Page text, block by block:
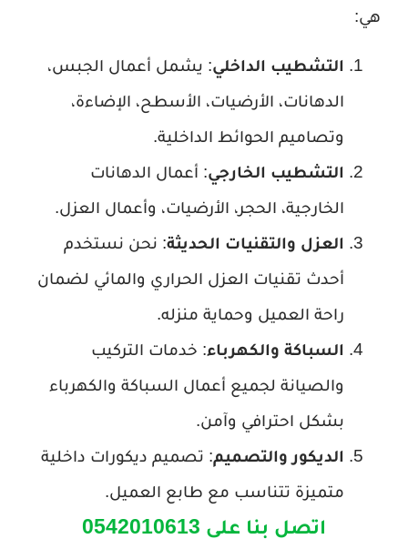
هي:
التشطيب الداخلي: يشمل أعمال الجبس،
الدهانات، الأرضيات، الأسطح، الإضاءة،
وتصاميم الحوائط الداخلية.
التشطيب الخارجي: أعمال الدهانات
الخارجية، الحجر، الأرضيات، وأعمال العزل.
العزل والتقنيات الحديثة: نحن نستخدم
أحدث تقنيات العزل الحراري والمائي لضمان
راحة العميل وحماية منزله.
السباكة والكهرباء: خدمات التركيب
والصيانة لجميع أعمال السباكة والكهرباء
بشكل احترافي وآمن.
الديكور والتصميم: تصميم ديكورات داخلية
متميزة تتناسب مع طابع العميل.
اتصل بنا علي 0542010613